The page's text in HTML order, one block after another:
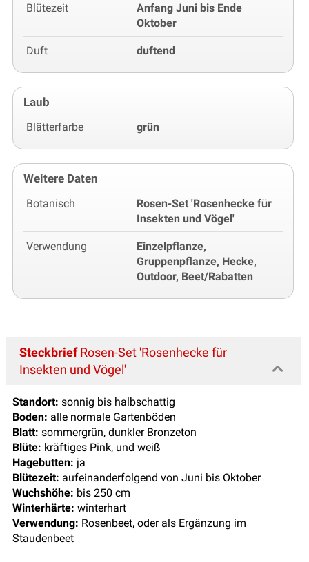
Blütezeit
Anfang Juni bis Ende
Oktober
Duft duftend
Laub
Blätterfarbe grün
Weitere Daten
Botanisch
Rosen-Set 'Rosenhecke für
Insekten und Vögel'
Verwendung
Einzelpflanze,
Gruppenpflanze, Hecke,
Outdoor, Beet/Rabatten
SteckbriefRosen-Set 'Rosenhecke für
Insekten und Vögel'
Standort: sonnig bis halbschattig
Boden: alle normale Gartenböden
Blatt: sommergrün, dunkler Bronzeton
Blüte: kräftiges Pink, und weiß
Hagebutten: ja
Blütezeit: aufeinanderfolgend von Juni bis Oktober
Wuchshöhe: bis 250 cm
Winterhärte: winterhart
Verwendung: Rosenbeet, oder als Ergänzung im
Staudenbeet